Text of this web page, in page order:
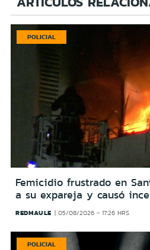
POLICIAL
Femicidio frustrado en
a su expareja y causó
REDMAULE 05/08/2026 - 17:26 HRS
POLICIAL